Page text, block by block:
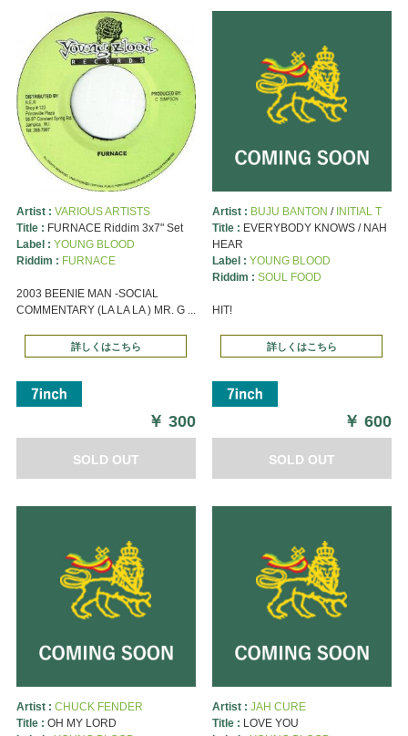
Artist : VARIOUS ARTISTS
Title : FURNACE Riddim 3x7" Set
Label : YOUNG BLOOD
Riddim : FURNACE
2003 BEENIE MAN -SOCIAL
COMMENTARY (LA LA LA ) MR. G ...
詳しくはこちら
￥300
SOLD OUT
Artist : BUJU BANTON / INITIAL T
Title : EVERYBODY KNOWS / NAH
HEAR
Label : YOUNG BLOOD
Riddim : SOUL FOOD
HIT!
詳しくはこちら
￥600
SOLD OUT
Artist : CHUCK FENDER
Title : OH MY LORD
Artist : JAH CURE
Title : LOVE YOU